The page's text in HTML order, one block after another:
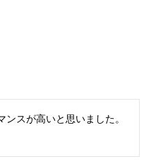
スが高いと思いました。